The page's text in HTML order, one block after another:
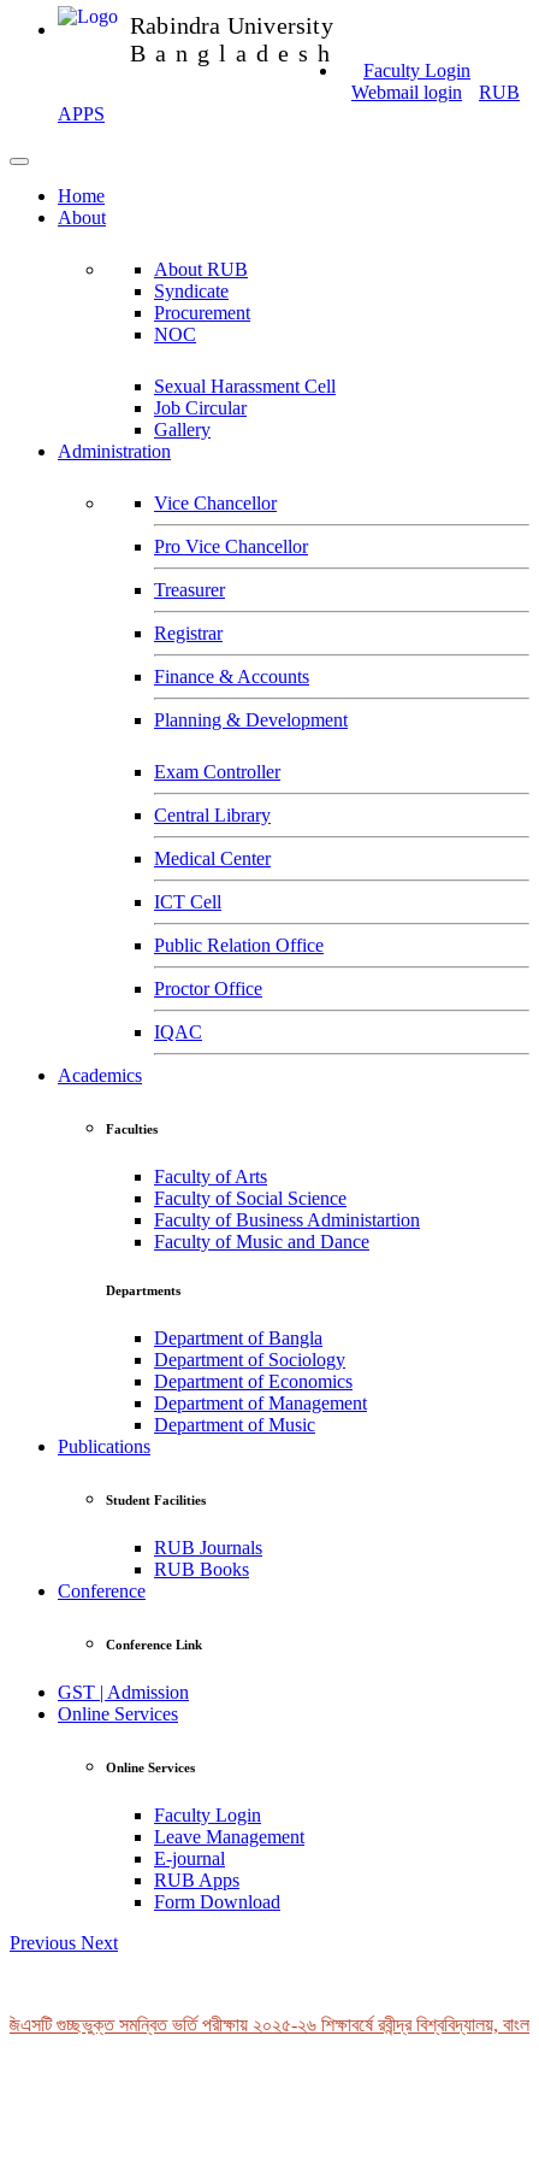
Rabindra University
Bangladesh
Faculty Login
Webmail login
RUB
APPS
Home
About
About RUB
Syndicate
Procurement
NOC
Sexual Harassment Cell
Job Circular
Gallery
Administration
Vice Chancellor
Pro Vice Chancellor
Treasurer
Registrar
Finance & Accounts
Planning & Development
Exam Controller
Central Library
Medical Center
ICT Cell
Public Relation Office
Proctor Office
IQAC
Academics
Faculties
Faculty of Arts
Faculty of Social Science
Faculty of Business Administartion
Faculty of Music and Dance
Departments
Department of Bangla
Department of Sociology
Department of Economics
Department of Management
Department of Music
Publications
Student Facilities
RUB Journals
RUB Books
Conference
Conference Link
GST | Admission
Online Services
Online Services
Faculty Login
Leave Management
E-journal
RUB Apps
Form Download
Previous Next
গুচ্ছভুক্ত সমন্বিত ভর্তি পরীক্ষায় ২০২৫-২৬ শিক্ষাবর্ষে রবীন্দ্র বিশ্ববিদ্যালয়,